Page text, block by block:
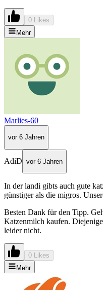
0 Likes
Mehr
Marlies-60
vor 6 Jahren
AdiD vor 6 Jahren
In der landi gibts auch gute
günstiger als die migros.
Besten Dank für den Tipp.
Katzenmilch kaufen.
leider nicht.
0 Likes
Mehr